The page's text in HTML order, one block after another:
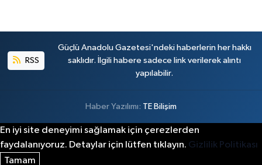
RSS
Güçlü Anadolu Gazetesi'ndeki haberlerin her hakkı
saklıdır. İlgili habere sadece link verilerek alıntı
yapılabilir.
Haber Yazılımı: TE Bilişim
En iyi site deneyimi sağlamak için çerezlerden
faydalanıyoruz. Detaylar için lütfen tıklayın. Gizlilik Politikası
Tamam